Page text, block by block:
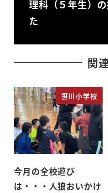
理科（５年生）
た
関
笹川小学校
今月の全校遊び
は・・・人狼おいかけ